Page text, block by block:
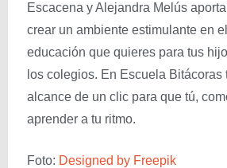
Escacena y Alejandra Melús
crear un ambiente estimulante en
educación que quieres para tus
los colegios. En Escuela Bitácoras
alcance de un clic para que tú,
aprender a tu ritmo.
Foto: Designed by Freepik